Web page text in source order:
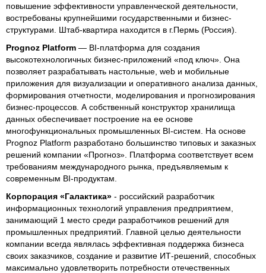
повышение эффективности управленческой деятельности,
востребованы крупнейшими государственными и бизнес-
структурами. Штаб-квартира находится в г.Пермь (Россия).
Prognoz Platform — BI-платформа для создания
высокотехнологичных бизнес-приложений «под ключ». Она
позволяет разрабатывать настольные, web и мобильные
приложения для визуализации и оперативного анализа данных,
формирования отчетности, моделирования и прогнозирования
бизнес-процессов. А собственный конструктор хранилища
данных обеспечивает построение на ее основе
многофункциональных промышленных BI-систем. На основе
Prognoz Platform разработано большинство типовых и заказных
решений компании «Прогноз». Платформа соответствует всем
требованиям международного рынка, предъявляемым к
современным BI-продуктам.
Корпорация «Галактика» - российский разработчик
информационных технологий управления предприятием,
занимающий 1 место среди разработчиков решений для
промышленных предприятий. Главной целью деятельности
компании всегда являлась эффективная поддержка бизнеса
своих заказчиков, создание и развитие ИТ-решений, способных
максимально удовлетворить потребности отечественных